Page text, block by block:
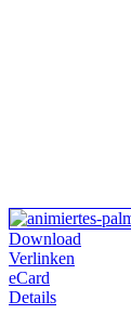
Download
Verlinken
eCard
Details